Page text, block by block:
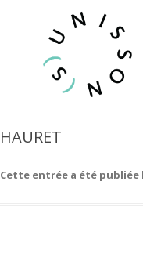
HAURET
Cette entrée a été publiée